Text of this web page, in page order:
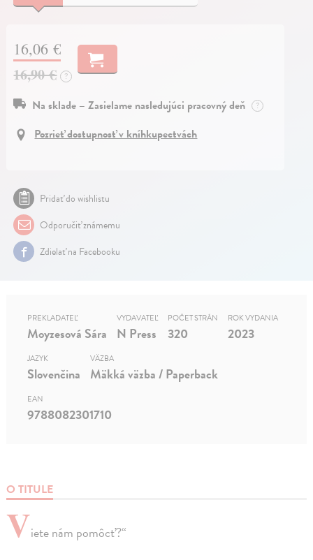
16,06 €
16,90 € ?
Na sklade – Zasielame nasledujúci pracovný deň ?
Pozrieť dostupnosť v kníhkupectvách
Pridať do wishlistu
Odporučiť známemu
Zdielať na Facebooku
O TITULE
Viete nám pomôcť?“
PREKLADATEĽ
Moyzesová Sára
VYDAVATEĽ
N Press
POČET STRÁN
320
ROK VYDANIA
2023
JAZYK
Slovenčina
VÄZBA
Mäkká väzba / Paperback
EAN
9788082301710